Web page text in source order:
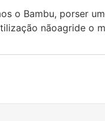
o Bambu, porser
nãoagride